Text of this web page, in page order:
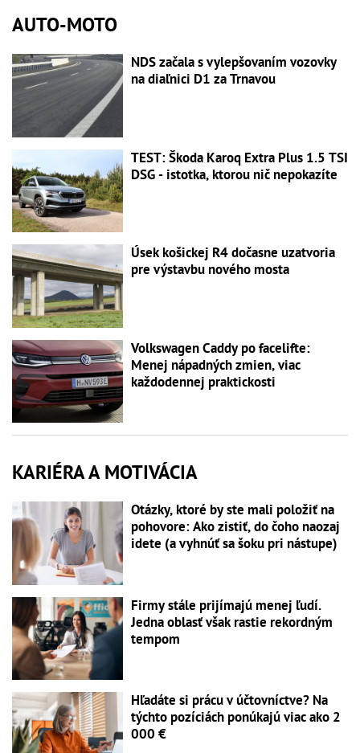
AUTO-MOTO
NDS začala s vylepšovaním vozovky
na diaľnici D1 za Trnavou
TEST: Škoda Karoq Extra Plus 1.5 TSI
DSG - istotka, ktorou nič nepokazíte
Úsek košickej R4 dočasne uzatvoria
pre výstavbu nového mosta
Volkswagen Caddy po facelifte:
Menej nápadných zmien, viac
každodennej praktickosti
KARIÉRA A MOTIVÁCIA
Otázky, ktoré by ste mali položiť na
pohovore: Ako zistiť, do čoho naozaj
idete (a vyhnúť sa šoku pri nástupe)
Firmy stále prijímajú menej ľudí.
Jedna oblasť však rastie rekordným
tempom
Hľadáte si prácu v účtovníctve? Na
týchto pozíciách ponúkajú viac ako 2
000 €